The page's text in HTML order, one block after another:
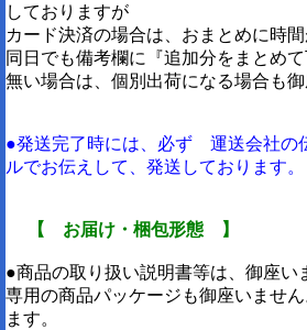
しておりますが
カード決済の場合は、おまとめに時間
同日でも備考欄に『追加分をまとめ
無い場合は、個別出荷になる場合も御
●発送完了時には、必ず 運送会社
ルでお伝えして、発送しております。
【 お届け・梱包形態 】
●商品の取り扱い説明書等は、御座い
専用の商品パッケージも御座いませ
ます。